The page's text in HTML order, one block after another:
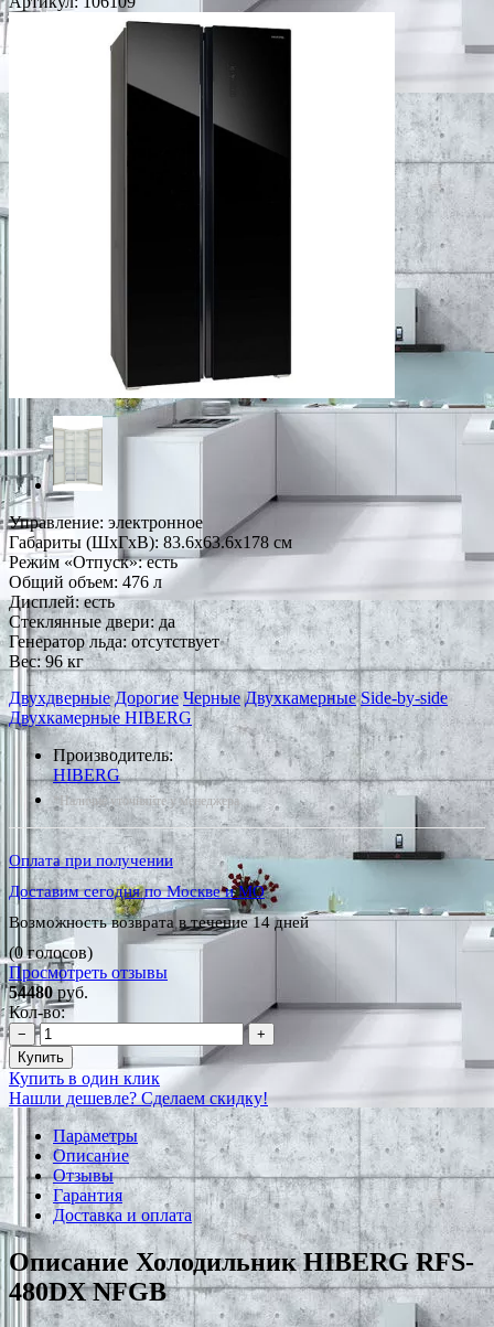
Управление: электронное
Габариты (ШxГxВ): 83.6x63.6x178 см
Режим «Отпуск»: есть
Общий объем: 476 л
Дисплей: есть
Стеклянные двери: да
Генератор льда: отсутствует
Вес: 96 кг
Двухдверные Дорогие Черные Двухкамерные Side-by-side
Двухкамерные HIBERG
Производитель:
HIBERG
*Наличие уточняйте у менеджера
Оплата при получении
Доставим сегодня по Москве и МО
Возможность возврата в течение 14 дней
(0 голосов)
Просмотреть отзывы
54480руб.
Кол-во:
−
+
Купить
Купить в один клик
Нашли дешевле? Сделаем скидку!
Параметры
Описание
Отзывы
Гарантия
Доставка и оплата
Описание Холодильник HIBERG RFS-
480DX NFGB